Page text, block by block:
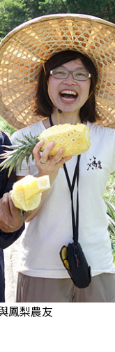
鳳梨農友